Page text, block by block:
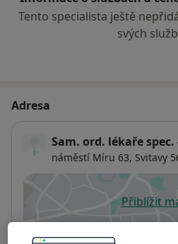
Tento specialista ještě
svých
Adresa
Sam. ord. lékaře
náměstí Míru 63, Svitavy
Přiblížitse